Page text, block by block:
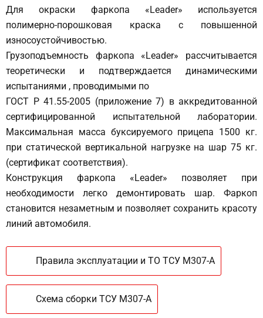
Для окраски фаркопа «Leader» используется
полимерно-порошковая краска с повышенной
износоустойчивостью.
Грузоподъемность фаркопа «Leader» рассчитывается
теоретически и подтверждается динамическими
испытаниями , проводимыми по
ГОСТ Р 41.55-2005 (приложение 7) в аккредитованной
сертифицированной испытательной лаборатории.
Максимальная масса буксируемого прицепа 1500 кг.
при статической вертикальной нагрузке на шар 75 кг.
(сертификат соответствия).
Конструкция фаркопа «Leader» позволяет при
необходимости легко демонтировать шар. Фаркоп
становится незаметным и позволяет сохранить красоту
линий автомобиля.
Правила эксплуатации и ТО ТСУ M307-А
Схема сборки ТСУ M307-А